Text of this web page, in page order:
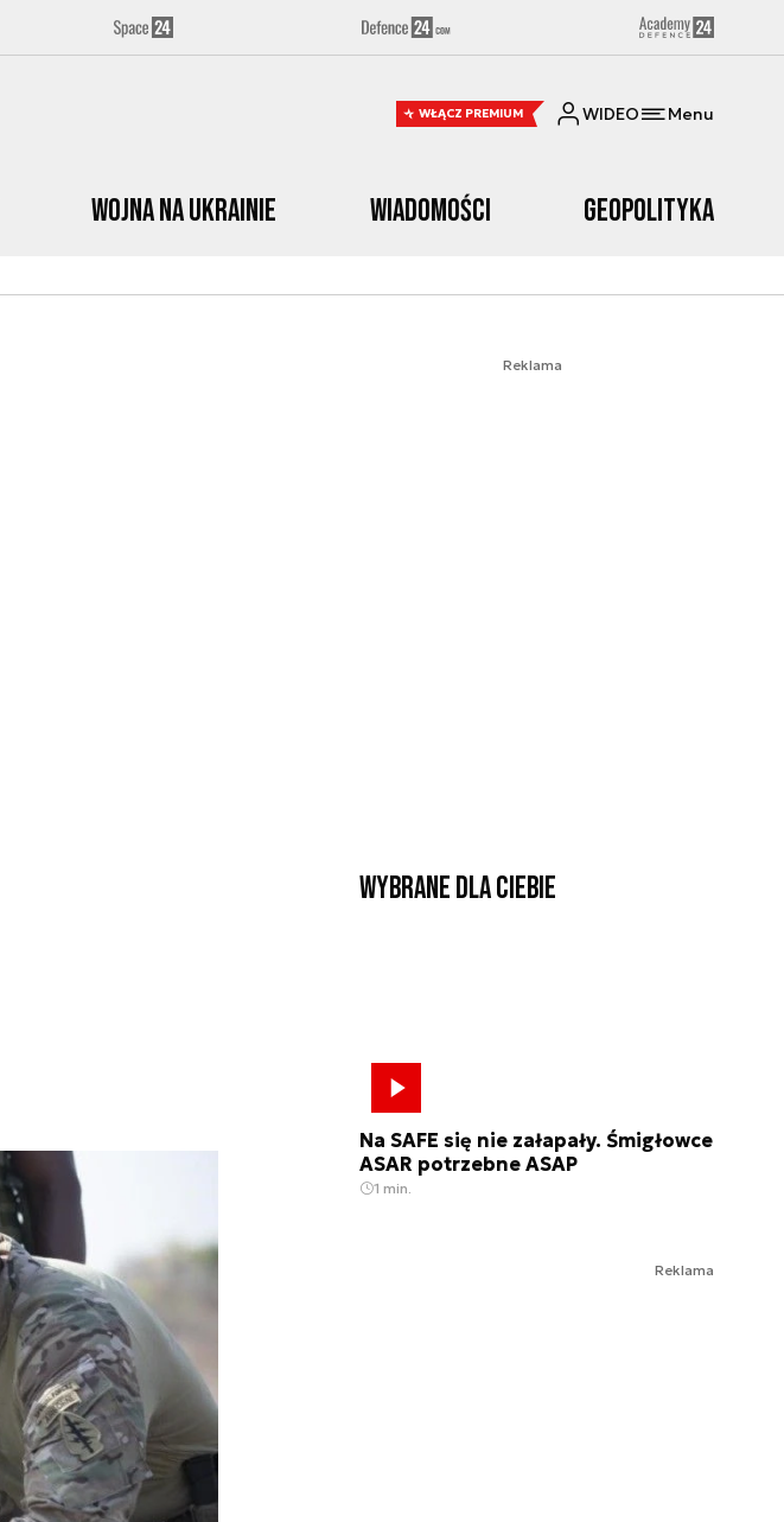
WŁĄCZ PREMIUM WIDEO Menu
Wojna na Ukrainie Wiadomości Geopolityka
Reklama
Wybrane dla Ciebie
Na SAFE się nie załapały. Śmigłowce
ASAR potrzebne ASAP
1 min.
Reklama